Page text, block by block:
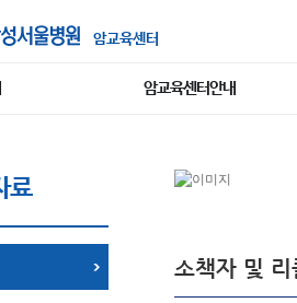
암교육센터
암교육센터안내
료
소책자 및 리